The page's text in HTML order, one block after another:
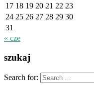
17 18 19 20 21 22 23
24 25 26 27 28 29 30
31
« cze
szukaj
Search for: